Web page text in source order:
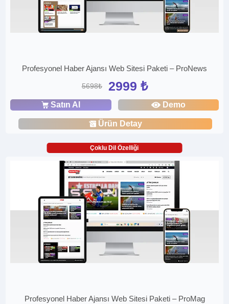
Profesyonel Haber Ajansı Web Sitesi Paketi – ProNews
5698₺ 2999 ₺
Satın Al Demo
Ürün Detay
Çoklu Dil Özelliği
Profesyonel Haber Ajansı Web Sitesi Paketi – ProMag